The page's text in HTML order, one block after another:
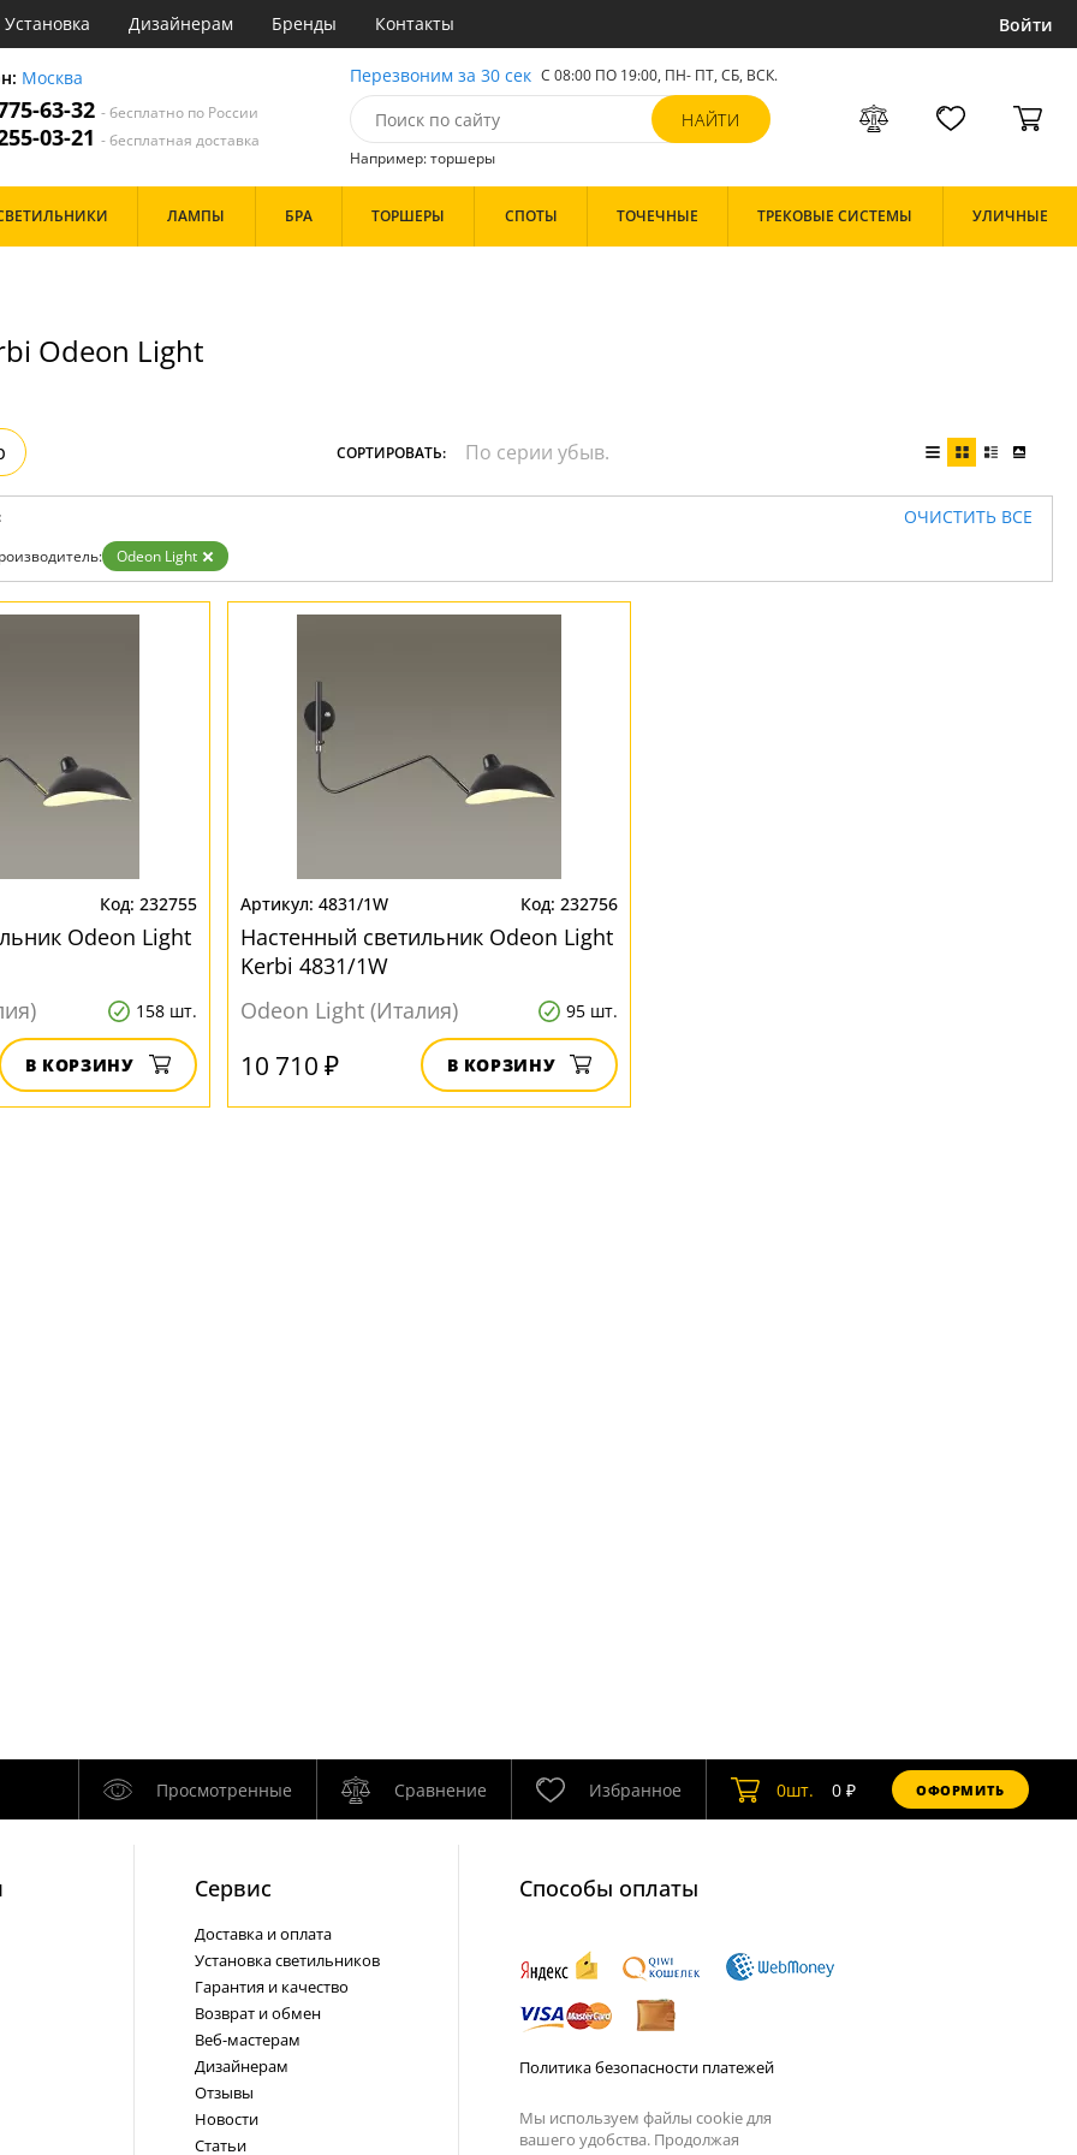
Установка Дизайнерам Бренды Контакты Войти
Москва
63-32- бесплатно по России
03-21- бесплатная доставка
Перезвоним за 30 сек С 08:00 ПО 19:00, ПН- ПТ, СБ, ВСК.
Например: торшеры
Черные
ЛАМПЫ БРА ТОРШЕРЫ СПОТЫ ТОЧЕЧНЫЕ ТРЕКОВЫЕ СИСТЕМЫ УЛИЧНЫЕ
Odeon Light
СОРТИРОВАТЬ:
ОЧИСТИТЬ ВСЕ
Odeon Light
232755
Odeon Light
158 шт.
В КОРЗИНУ
4831/1W 232756
Настенный светильник Odeon Light
Kerbi 4831/1W
Odeon Light (Италия)
95 шт.
10 710 ₽ В КОРЗИНУ
Просмотренные Сравнение Избранное 0шт. 0₽ ОФОРМИТЬ
Cервис
Доставка и оплата
Установка светильников
Гарантия и качество
Возврат и обмен
Веб-мастерам
Дизайнерам
Отзывы
Новости
Статьи
Способы оплаты
Политика безопасности платежей
Мы используем файлы cookie для
вашего удобства. Продолжая